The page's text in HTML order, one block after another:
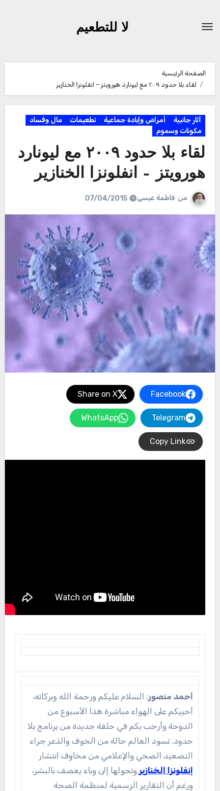
لا للتطعيم
الصفحة الرئيسية
لقاء بلا حدود ٢٠٠٩ مع ليونارد هورويتز – انفلونزا الخنازير
آثار جانبية أمراض وإبادة جماعية تطعيمات
مال وفساد
مكونات وسموم
لقاء بلا حدود ٢٠٠٩ مع ليونارد
هورويتز – انفلونزا الخنازير
من فاطمة عيسى 07/04/2015
Facebook
Share on X
Telegram
WhatsApp
Copy Link
أحمد منصور: السلام عليكم ورحمة الله وبركاته،
أحييكم على الهواء مباشرة هذا الأسبوع من
الدوحة وأرحب بكم في حلقة جديدة من برنامج بلا
حدود. تسود العالم حالة من الخوف والذعر جراء
التصعيد الصحي والإعلامي من مخاوف انتشار
إنفلونزا الخنازير وتحولها إلى وباء يعصف بالبشر،
ورغم أن التقارير الرسمية لمنظمة الصحة